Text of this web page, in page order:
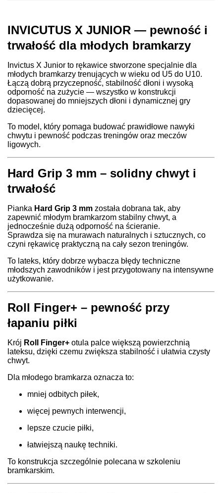
INVICUTUS X JUNIOR — pewność i
trwałość dla młodych bramkarzy
Invictus X Junior to rękawice stworzone specjalnie dla
młodych bramkarzy trenujących w wieku od U5 do U10.
Łączą dobrą przyczepność, stabilność dłoni i wysoką
odporność na zużycie — wszystko w konstrukcji
dopasowanej do mniejszych dłoni i dynamicznej gry
dziecięcej.
To model, który pomaga budować prawidłowe nawyki
chwytu i pewność podczas treningów oraz meczów
ligowych.
Hard Grip 3 mm – solidny chwyt i
trwałość
Pianka Hard Grip 3 mm została dobrana tak, aby
zapewnić młodym bramkarzom stabilny chwyt, a
jednocześnie dużą odporność na ścieranie.
Sprawdza się na murawach naturalnych i sztucznych, co
czyni rękawicę praktyczną na cały sezon treningów.
To lateks, który dobrze wybacza błędy techniczne
młodszych zawodników i jest przygotowany na intensywne
użytkowanie.
Roll Finger+ – pewność przy
łapaniu piłki
Krój Roll Finger+ otula palce większą powierzchnią
lateksu, dzięki czemu zwiększa stabilność i ułatwia czysty
chwyt.
Dla młodego bramkarza oznacza to:
mniej odbitych piłek,
więcej pewnych interwencji,
lepsze czucie piłki,
łatwiejszą naukę techniki.
To konstrukcja szczególnie polecana w szkoleniu
bramkarskim.